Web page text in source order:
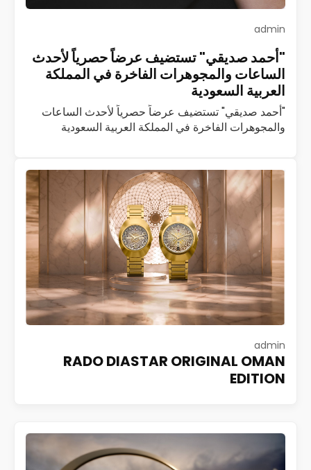
admin
"أحمد صديقي" تستضيف عرضاً حصرياً لأحدث
الساعات والمجوهرات الفاخرة في المملكة
العربية السعودية
"أحمد صديقي" تستضيف عرضاً حصرياً لأحدث الساعات
والمجوهرات الفاخرة في المملكة العربية السعودية
بوتيك أحمد صديقي…اقرأ المزيد
admin
RADO DIASTAR ORIGINAL OMAN
EDITION